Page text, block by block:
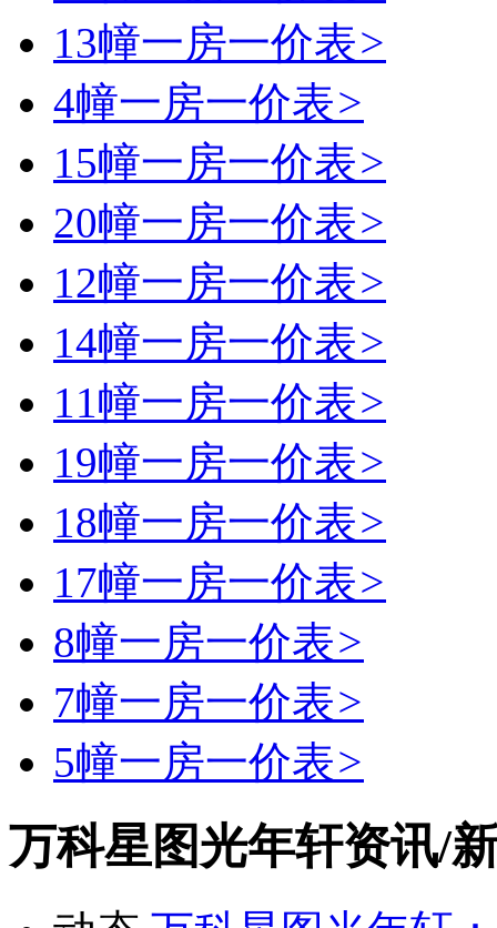
13幢一房一价表>
4幢一房一价表>
15幢一房一价表>
20幢一房一价表>
12幢一房一价表>
14幢一房一价表>
11幢一房一价表>
19幢一房一价表>
18幢一房一价表>
17幢一房一价表>
8幢一房一价表>
7幢一房一价表>
5幢一房一价表>
万科星图光年轩资讯/